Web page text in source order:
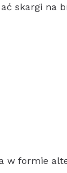
skargi na
w formie